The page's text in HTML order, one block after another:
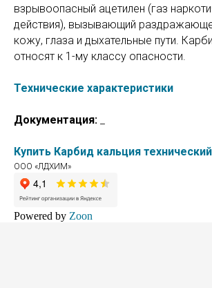
взрывоопасный ацетилен (газ
действия), вызывающий
кожу, глаза и дыхательные пути.
относят к 1-му классу опасности.
Технические характеристики
Документация:
Купить Карбид кальция технический
ООО «ЛДХИМ»
Powered by Zoon